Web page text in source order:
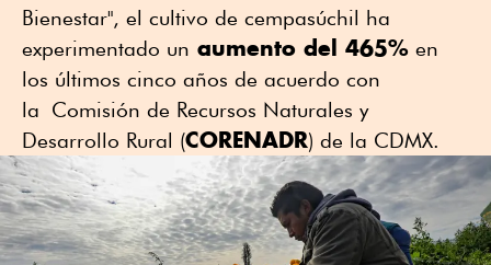
Bienestar", el cultivo de cempasúchil ha
experimentado un aumento del 465% en
los últimos cinco años de acuerdo con
la Comisión de Recursos Naturales y
Desarrollo Rural (CORENADR) de la CDMX.